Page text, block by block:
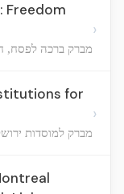
Freedom
מברק ברכה לפסח,
›
for
מברק למוסדות
›